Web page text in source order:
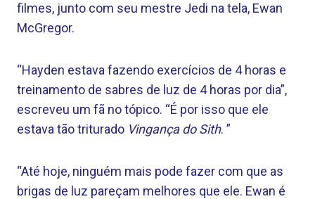
filmes, junto com seu mestre Jedi na tela, Ewan
McGregor.
“Hayden estava fazendo exercícios de 4 horas e
treinamento de sabres de luz de 4 horas por dia”,
escreveu um fã no tópico. “É por isso que ele
estava tão triturado Vingança do Sith. ”
“Até hoje, ninguém mais pode fazer com que as
brigas de luz pareçam melhores que ele. Ewan é